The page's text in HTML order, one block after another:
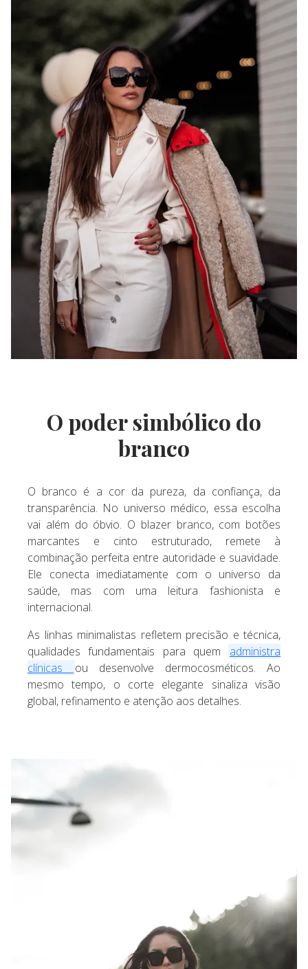
O poder simbólico do
branco
O branco é a cor da pureza, da confiança, da
transparência. No universo médico, essa escolha
vai além do óbvio. O blazer branco, com botões
marcantes e cinto estruturado, remete à
combinação perfeita entre autoridade e suavidade.
Ele conecta imediatamente com o universo da
saúde, mas com uma leitura fashionista e
internacional.
As linhas minimalistas refletem precisão e técnica,
qualidades fundamentais para quem
administra
clínicas
ou desenvolve dermocosméticos. Ao
mesmo tempo, o corte elegante sinaliza visão
global, refinamento e atenção aos detalhes.